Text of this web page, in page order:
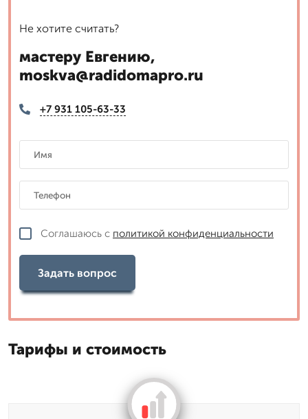
Не хотите считать?
мастеру Евгению,
moskva@radidomapro.ru
+7 931 105-63-33
Соглашаюсь с политикой конфиденциальности
Задать вопрос
Тарифы и стоимость